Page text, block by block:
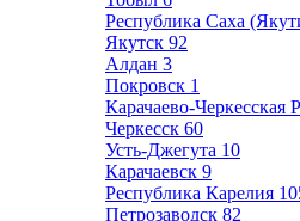
Республика Саха
Якутск 92
Алдан 3
Покровск 1
Карачаево-Черкесская
Черкесск 60
Усть-Джегута 10
Карачаевск 9
Республика Карелия
Петрозаводск 82